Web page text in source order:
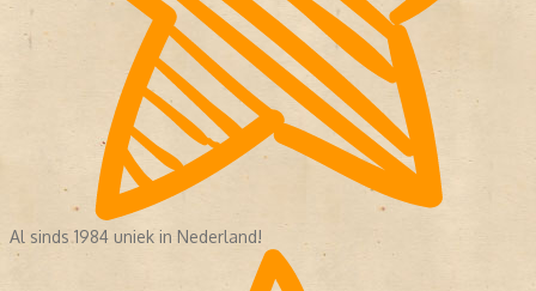
Al sinds 1984 uniek in Nederland!